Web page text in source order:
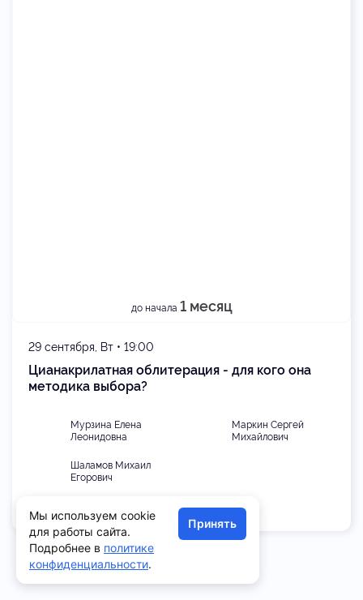
до начала 1 месяц
Мурзина Елена
Леонидовна
Маркин Сергей
Михайлович
Шаламов Михаил
Егорович
29 сентября, Вт • 19:00
Цианакрилатная облитерация - для кого она
методика выбора?
Мы используем cookie
для работы сайта.
Подробнее в политике
конфиденциальности.
Принять